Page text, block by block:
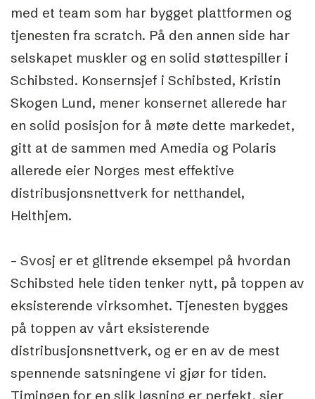
med et team som har bygget plattformen og
tjenesten fra scratch. På den annen side har
selskapet muskler og en solid støttespiller i
Schibsted. Konsernsjef i Schibsted, Kristin
Skogen Lund, mener konsernet allerede har
en solid posisjon for å møte dette markedet,
gitt at de sammen med Amedia og Polaris
allerede eier Norges mest effektive
distribusjonsnettverk for netthandel,
Helthjem.
– Svosj er et glitrende eksempel på hvordan
Schibsted hele tiden tenker nytt, på toppen av
eksisterende virksomhet. Tjenesten bygges
på toppen av vårt eksisterende
distribusjonsnettverk, og er en av de mest
spennende satsningene vi gjør for tiden.